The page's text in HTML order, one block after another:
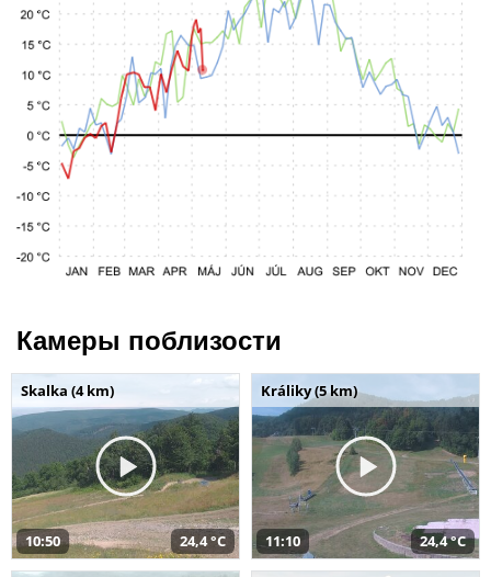
Камеры поблизости
Skalka (4 km)
10:50 24,4 °C
Králiky (5 km)
11:10 24,4 °C